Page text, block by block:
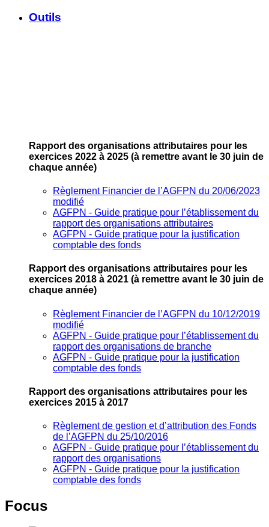
Outils
Rapport des organisations attributaires pour les
exercices 2022 à 2025 (à remettre avant le 30 juin de
chaque année)
Règlement Financier de l’AGFPN du 20/06/2023
modifié
AGFPN ‐ Guide pratique pour l’établissement du
rapport des organisations attributaires
AGFPN ‐ Guide pratique pour la justification
comptable des fonds
Rapport des organisations attributaires pour les
exercices 2018 à 2021 (à remettre avant le 30 juin de
chaque année)
Règlement Financier de l’AGFPN du 10/12/2019
modifié
AGFPN ‐ Guide pratique pour l’établissement du
rapport des organisations de branche
AGFPN ‐ Guide pratique pour la justification
comptable des fonds
Rapport des organisations attributaires pour les
exercices 2015 à 2017
Règlement de gestion et d’attribution des Fonds
de l’AGFPN du 25/10/2016
AGFPN ‐ Guide pratique pour l’établissement du
rapport des organisations
AGFPN ‐ Guide pratique pour la justification
comptable des fonds
Focus